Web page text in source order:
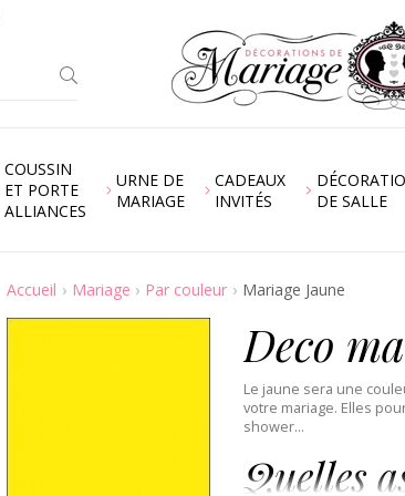
COUSSIN
ET PORTE
ALLIANCES
URNE DE
MARIAGE
CADEAUX
INVITÉS
DE SALLE
Accueil Mariage Par couleur Mariage Jaune
Deco
Le jaune sera une
votre mariage. Elles
shower...
Quelles